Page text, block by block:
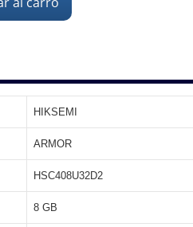
HIKSEMI
ARMOR
HSC408U32D2
8 GB